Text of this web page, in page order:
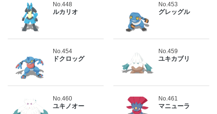
No.448
ルカリオ
No.453
グレッグル
No.454
ドクロッグ
No.459
ユキカブリ
No.460
ユキノオー
No.461
マニューラ